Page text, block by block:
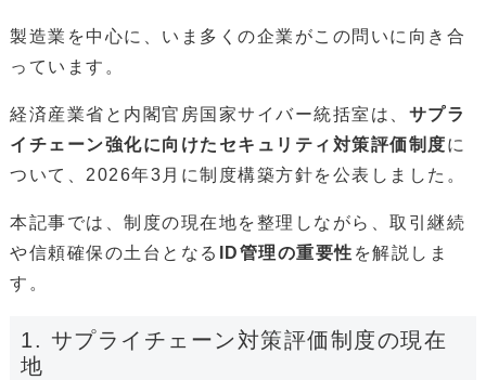
製造業を中心に、いま多くの企業がこの問いに向き合
っています。
経済産業省と内閣官房国家サイバー統括室は、 サプラ
イチェーン強化に向けたセキュリティ対策評価制度に
ついて、2026年3月に制度構築方針を公表しました。
本記事では、制度の現在地を整理しながら、取引継続
や信頼確保の土台となる
ID管理の重要性 を解説しま
す。
1. サプライチェーン対策評価制度の現在
地